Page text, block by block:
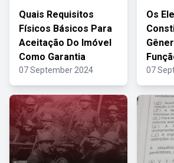
Quais Requisitos
Físicos Básicos Para
Aceitação Do Imóvel
Como Garantia
07 September 2024
Os
07